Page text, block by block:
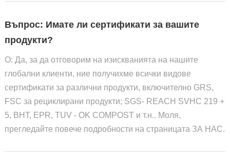
Въпрос: Имате ли сертификати за вашите
продукти?
О: Да, за да отговорим на изискванията на нашите
глобални клиенти, ние получихме всички видове
сертификати за различни продукти, включително GRS,
FSC за рециклирани продукти; SGS- REACH SVHC 219 +
5, BHT, EPR, TUV - OK COMPOST и т.н.. Моля,
прегледайте повече подробности на страницата ЗА НАС.